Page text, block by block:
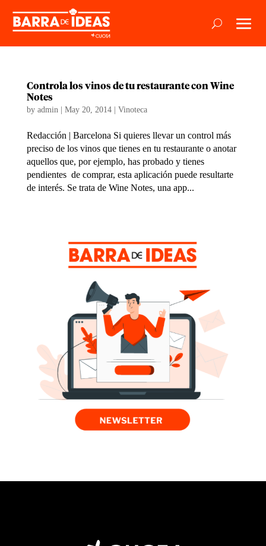
Controla los vinos de tu restaurante con Wine
Notes
by admin| May 20, 2014| Vinoteca
Redacción | Barcelona Si quieres llevar un control más
preciso de los vinos que tienes en tu restaurante o anotar
aquellos que, por ejemplo, has probado y tienes
pendientes de comprar, esta aplicación puede resultarte
de interés. Se trata de Wine Notes, una app...